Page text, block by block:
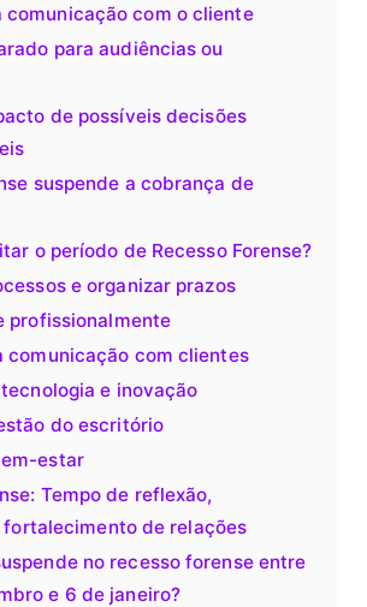
comunicação com o cliente
para audiências ou
de possíveis decisões
suspende a cobrança de
o período de Recesso Forense?
e organizar prazos
profissionalmente
comunicação com clientes
e inovação
do escritório
estar
Tempo de reflexão,
de relações
no recesso forense entre
e 6 de janeiro?